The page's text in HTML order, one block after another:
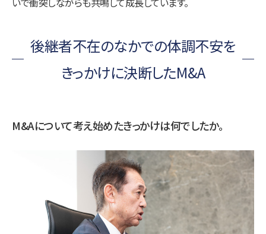
後継者不在のなかでの体調不安を
きっかけに決断したM&A
M&Aについて考え始めたきっかけは何でしたか。